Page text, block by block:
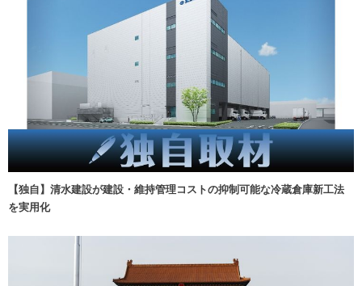
【独自】清水建設が建設・維持管理コストの抑制可能な冷蔵倉庫新工法
を実用化